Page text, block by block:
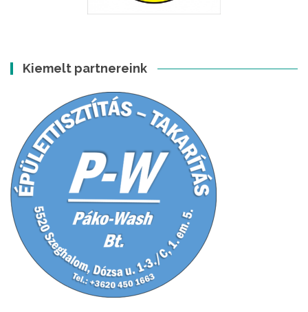
Kiemelt partnereink